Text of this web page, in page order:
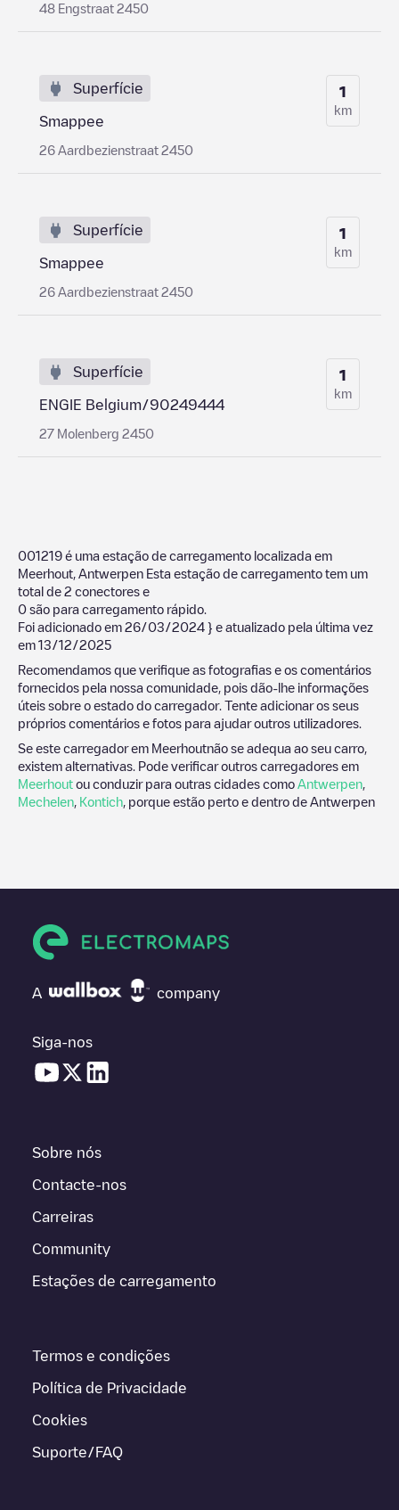
48 Engstraat 2450
Superfície
Smappee
26 Aardbezienstraat 2450
1
km
Superfície
Smappee
26 Aardbezienstraat 2450
1
km
Superfície
ENGIE Belgium/90249444
27 Molenberg 2450
1
km
001219 é uma estação de carregamento localizada em
Meerhout Antwerpen Esta estação de carregamento tem um
total de 2 conectores e
0 são para carregamento rápido.
Foi adicionado em 26/03/2024 } e atualizado pela última vez
em 13/12/2025
Recomendamos que verifique as fotografias e os comentários
fornecidos pela nossa comunidade, pois dão-lhe informações
úteis sobre o estado do carregador. Tente adicionar os seus
próprios comentários e fotos para ajudar outros utilizadores.
Se este carregador em Meerhoutnão se adequa ao seu carro,
existem alternativas. Pode verificar outros carregadores em
Meerhout ou conduzir para outras cidades como Antwerpen
Mechelen Kontich , porque estão perto e dentro de Antwerpen
A company
Siga-nos
Sobre nós
Contacte-nos
Carreiras
Community
Estações de carregamento
Termos e condições
Política de Privacidade
Cookies
Suporte/FAQ